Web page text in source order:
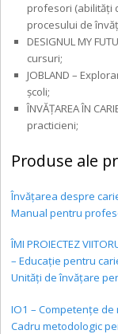
profesori (abilități
procesului de
DESIGNUL MY
cursuri;
JOBLAND –
școli;
ÎNVĂȚAREA ÎN
practicieni;
Produse ale
Învățarea despre
Manual pentru
ÎMI PROIECTEZ
– Educație pentru
Unități de învățare
IO1 – Competențe
Cadru metodologic